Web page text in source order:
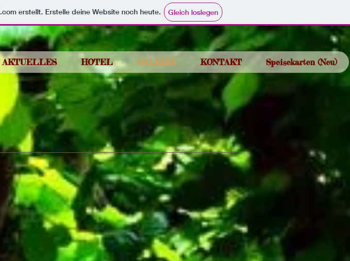
.com erstellt. Erstelle deine Website noch heute. Gleich loslegen
AKTUELLES HOTEL GALERIE KONTAKT Speisekarten (Neu)